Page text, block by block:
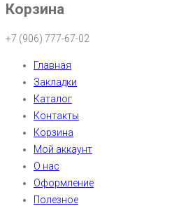
Корзина
+7 (906) 777-67-02
Главная
Закладки
Каталог
Контакты
Корзина
Мой аккаунт
О нас
Оформление
Полезное